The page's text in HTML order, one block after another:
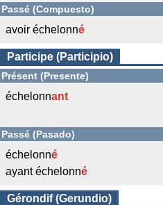
Passé (Compuesto)
avoir échelonné
Participe (Participio)
Présent (Presente)
échelonnant
Passé (Pasado)
échelonné
ayant échelonné
Gérondif (Gerundio)